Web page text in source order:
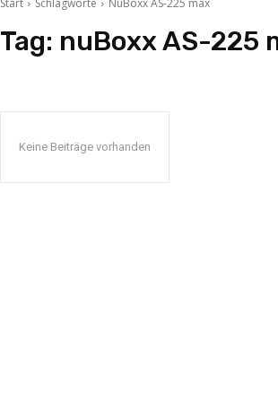
Start Schlagworte NuBoxx AS-225 max
Tag: nuBoxx AS-225
Keine Beiträge vorhanden